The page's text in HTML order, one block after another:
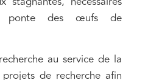
ponte des œufs de
au service de la
de recherche afin